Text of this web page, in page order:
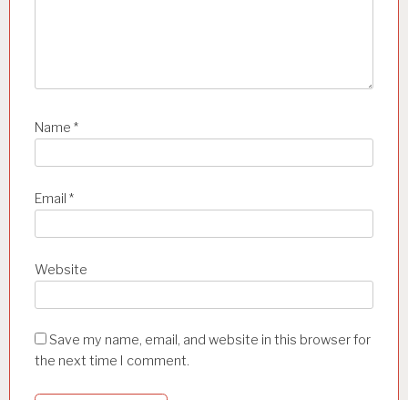
Name *
Email *
Website
Save my name, email, and website in this browser for
the next time I comment.